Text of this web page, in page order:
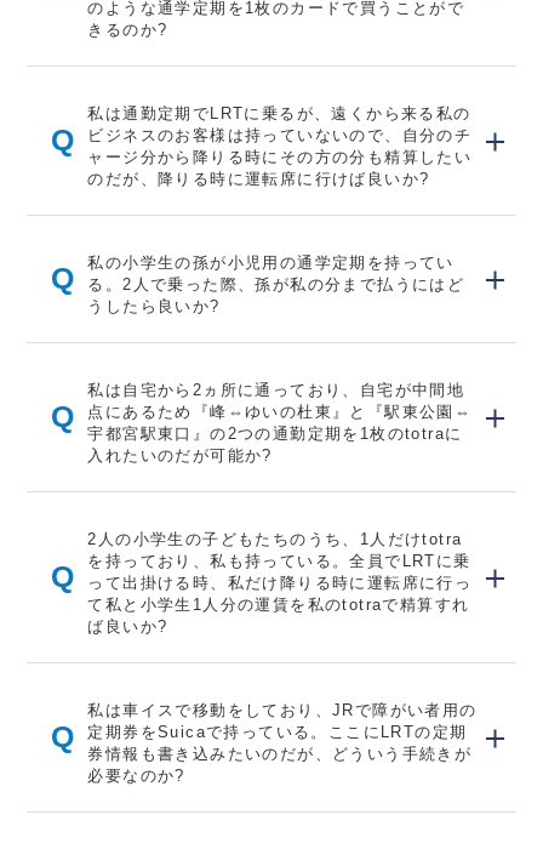
のような通学定期を1枚のカードで買うことがで
きるのか?
Q
私は通勤定期でLRTに乗るが、遠くから来る私の
ビジネスのお客様は持っていないので、自分のチ
ャージ分から降りる時にその方の分も精算したい
のだが、降りる時に運転席に行けば良いか?
Q
私の小学生の孫が小児用の通学定期を持ってい
る。2人で乗った際、孫が私の分まで払うにはど
うしたら良いか?
Q
私は自宅から2ヵ所に通っており、自宅が中間地
点にあるため『峰⇔ゆいの杜東』と『駅東公園⇔
宇都宮駅東口』の2つの通勤定期を1枚のtotraに
入れたいのだが可能か?
Q
2人の小学生の子どもたちのうち、1人だけtotra
を持っており、私も持っている。全員でLRTに乗
って出掛ける時、私だけ降りる時に運転席に行っ
て私と小学生1人分の運賃を私のtotraで精算すれ
ば良いか?
Q
私は車イスで移動をしており、JRで障がい者用の
定期券をSuicaで持っている。ここにLRTの定期
券情報も書き込みたいのだが、どういう手続きが
必要なのか?